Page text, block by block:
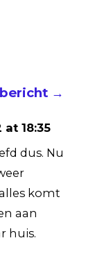
→
18:35
dus. Nu
komt
aan
huis.